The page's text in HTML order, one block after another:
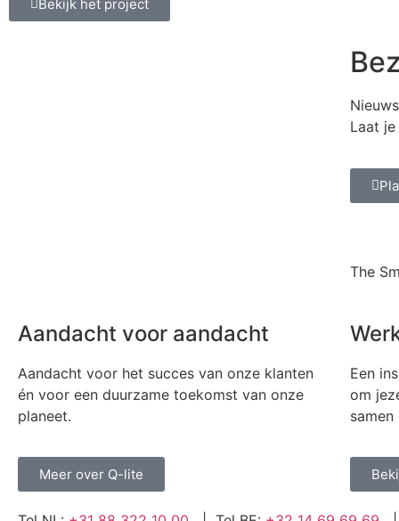
Bekijk het project
Laat
The
Aandacht voor aandacht
Aandacht voor het succes van onze klanten
én voor een duurzame toekomst van onze
planeet.
Meer over Q-lite
Een
om